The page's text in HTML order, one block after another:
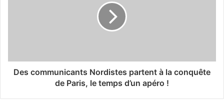
Des communicants Nordistes partent à la conquête
de Paris, le temps d’un apéro !